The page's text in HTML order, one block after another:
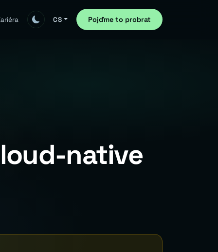
CS Pojďme to probrat
native